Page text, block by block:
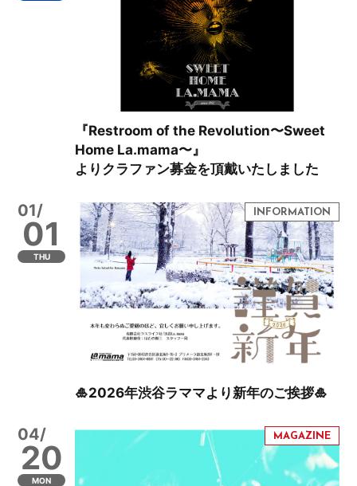
『Restroom of the Revolution〜Sweet
Home La.mama〜』
よりクラファン募金を頂戴いたしました
01/
01
THU
🎍2026年渋谷ラママより新年のご挨拶🎍
04/
20
MON